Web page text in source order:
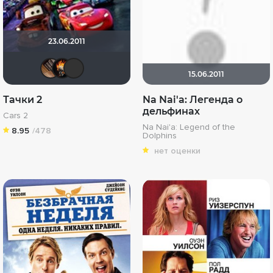
23.06.2011
DeoniSG85
akaEnot
Тачки 2
Cars 2
8.95 /478
15.06.2011
Na Nai'a: Легенда о
дельфинах
Na Nai'a: Legend of the
Dolphins
нет оценки